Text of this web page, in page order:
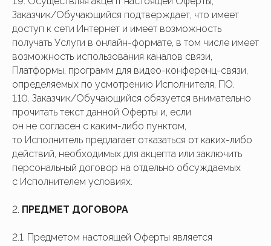
Заказчик/Обучающийся подтверждает, что имеет
доступ к сети Интернет и имеет возможность
получать Услуги в онлайн-формате, в том числе имеет
возможность использования каналов связи,
Платформы, программ для видео-конференц-связи,
определяемых по усмотрению Исполнителя, ПО.
1.10. Заказчик/Обучающийся обязуется внимательно
прочитать текст данной Оферты и, если
он не согласен с каким-либо пунктом,
то Исполнитель предлагает отказаться от каких-либо
действий, необходимых для акцепта или заключить
персональный договор на отдельно обсуждаемых
с Исполнителем условиях.
2. ПРЕДМЕТ ДОГОВОРА
2.1. Предметом настоящей Оферты является